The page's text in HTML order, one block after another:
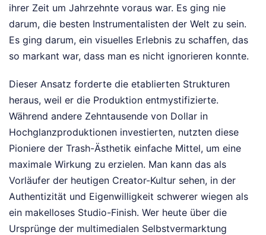
ihrer Zeit um Jahrzehnte voraus war. Es ging nie
darum, die besten Instrumentalisten der Welt zu sein.
Es ging darum, ein visuelles Erlebnis zu schaffen, das
so markant war, dass man es nicht ignorieren konnte.
Dieser Ansatz forderte die etablierten Strukturen
heraus, weil er die Produktion entmystifizierte.
Während andere Zehntausende von Dollar in
Hochglanzproduktionen investierten, nutzten diese
Pioniere der Trash-Ästhetik einfache Mittel, um eine
maximale Wirkung zu erzielen. Man kann das als
Vorläufer der heutigen Creator-Kultur sehen, in der
Authentizität und Eigenwilligkeit schwerer wiegen als
ein makelloses Studio-Finish. Wer heute über die
Ursprünge der multimedialen Selbstvermarktung